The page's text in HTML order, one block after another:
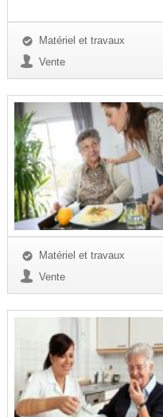
Matériel et travaux
Vente
Matériel et travaux
Vente